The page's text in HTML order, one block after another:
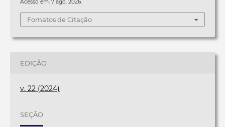
Acesso em: 7 ago. 2026.
Fomatos de Citação
EDIÇÃO
v. 22 (2024)
SEÇÃO